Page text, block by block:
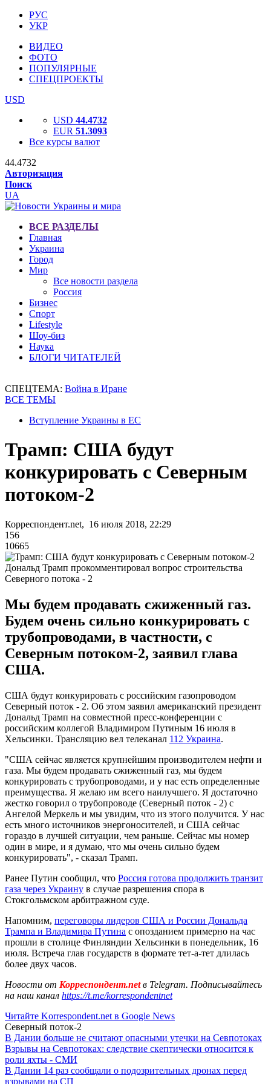
РУС
УКР
ВИДЕО
ФОТО
ПОПУЛЯРНЫЕ
СПЕЦПРОЕКТЫ
USD
USD 44.4732
EUR 51.3093
Все курсы валют
44.4732
Авторизация
Поиск
UA
ВСЕ РАЗДЕЛЫ
Главная
Украина
Город
Мир
Все новости раздела
Россия
Бизнес
Спорт
Lifestyle
Шоу-биз
Наука
БЛОГИ ЧИТАТЕЛЕЙ
СПЕЦТЕМА: Война в Иране
ВСЕ ТЕМЫ
Вступление Украины в ЕС
Трамп: США будут
конкурировать с Северным
потоком-2
Корреспондент.net, 16 июля 2018, 22:29
156
10665
Дональд Трамп прокомментировал вопрос строительства
Северного потока - 2
Мы будем продавать сжиженный газ.
Будем очень сильно конкурировать с
трубопроводами, в частности, с
Северным потоком-2, заявил глава
США.
США будут конкурировать с российским газопроводом
Северный поток - 2. Об этом заявил американский президент
Дональд Трамп на совместной пресс-конференции с
российским коллегой Владимиром Путиным 16 июля в
Хельсинки. Трансляцию вел телеканал 112 Украина.
"США сейчас является крупнейшим производителем нефти и
газа. Мы будем продавать сжиженный газ, мы будем
конкурировать с трубопроводами, и у нас есть определенные
преимущества. Я желаю им всего наилучшего. Я достаточно
жестко говорил о трубопроводе (Северный поток - 2) с
Ангелой Меркель и мы увидим, что из этого получится. У нас
есть много источников энергоносителей, и США сейчас
гораздо в лучшей ситуации, чем раньше. Сейчас мы номер
один в мире, и я думаю, что мы очень сильно будем
конкурировать", - сказал Трамп.
Ранее Путин сообщил, что Россия готова продолжить транзит
газа через Украину в случае разрешения спора в
Стокгольмском арбитражном суде.
Напомним, переговоры лидеров США и России Дональда
Трампа и Владимира Путина с опозданием примерно на час
прошли в столице Финляндии Хельсинки в понедельник, 16
июля. Встреча глав государств в формате тет-а-тет длилась
более двух часов.
Новости от Корреспондент.netв Telegram. Подписывайтесь
на наш канал https://t.me/korrespondentnet
Читайте Korrespondent.net в Google News
Северный поток-2
В Дании больше не считают опасными утечки на Севпотоках
Взрывы на Севпотоках: следствие скептически относится к
роли яхты - СМИ
В Дании 14 раз сообщали о подозрительных дронах перед
взрывами на СП